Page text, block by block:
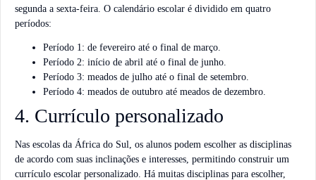
segunda a sexta-feira. O calendário escolar é dividido em quatro
períodos:
Período 1: de fevereiro até o final de março.
Período 2: início de abril até o final de junho.
Período 3: meados de julho até o final de setembro.
Período 4: meados de outubro até meados de dezembro.
4. Currículo personalizado
Nas escolas da África do Sul, os alunos podem escolher as disciplinas
de acordo com suas inclinações e interesses, permitindo construir um
currículo escolar personalizado. Há muitas disciplinas para escolher,